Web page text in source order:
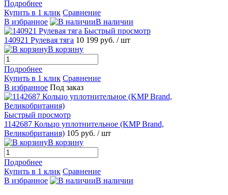
Подробнее
Купить в 1 клик Сравнение
В избранное
В наличии
Быстрый просмотр
140921 Рулевая тяга 10 199 руб. / шт
В корзину
Подробнее
Купить в 1 клик Сравнение
В избранное Под заказ
Быстрый просмотр
1142687 Кольцо уплотнительное (KMP Brand,
Великобритания) 105 руб. / шт
В корзину
Подробнее
Купить в 1 клик Сравнение
В избранное
В наличии